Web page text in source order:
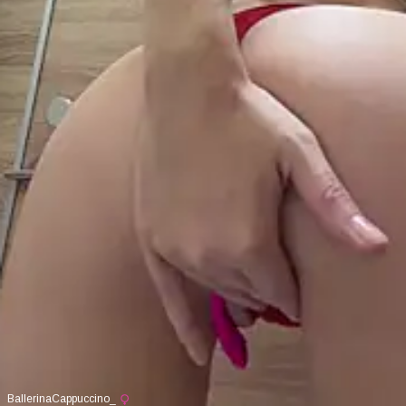
BallerinaCappuccino_